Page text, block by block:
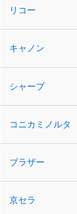
リコー
キャノン
シャープ
コニカミノルタ
ブラザー
京セラ